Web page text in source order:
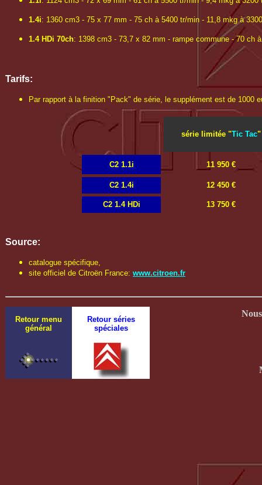
1.4i: 1360 cm3 - 75 x 77 mm - 75 ch à 5400 tr/min - 11,8 mkg à
1.4 HDi 70ch: 1398 cm3 - 73,7 x 82 mm - rampe commune - 70 ch
Tarifs:
Par rapport à la finition "Pack" de série, le supplément est de 1000
série limitée "Tic Tac"
C2 1.1i 11 950 €
C2 1.4i 12 450 €
C2 1.4 HDi 13 750 €
Source:
catalogue spécifique,
site officiel de Citroën France: www.citroen.fr
Retour menu
général
Retour séries
spéciales